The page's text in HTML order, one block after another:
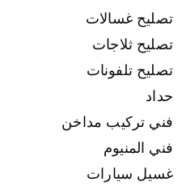
تصليح غسالات
تصليح ثلاجات
تصليح تلفونات
حداد
فني تركيب مداخن
فني المنيوم
غسيل سيارات